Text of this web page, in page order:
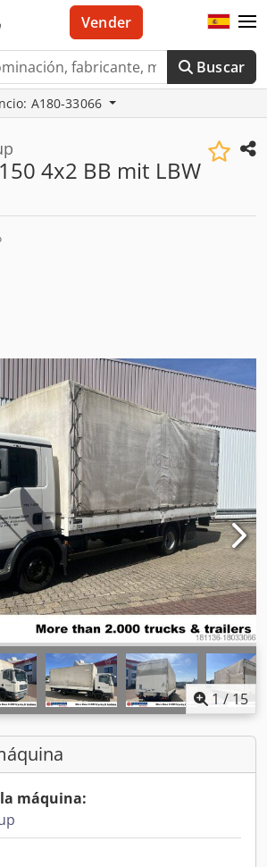
Buscar
Vender
A180-33066
4x2 BB mit LBW
1 /15
máquina: